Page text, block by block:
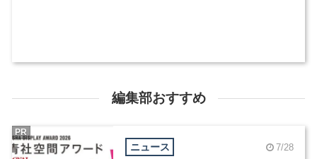
編集部おすすめ
ニュース 7/28
PR